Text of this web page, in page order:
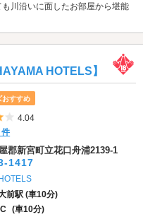
川沿いに面したお部屋から堪能
HOTELS】
おすすめ
5つ星のうち4
4.04
郡新宮町立花口舟浦2139-1
1417
前駅 (車10分)
(車10分)